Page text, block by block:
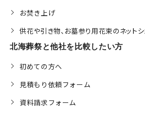
お焚き上げ
供花や引き物、お墓参り用花束のネットシ
北海葬祭と他社を比較したい方
初めての方へ
見積もり依頼フォーム
資料請求フォーム